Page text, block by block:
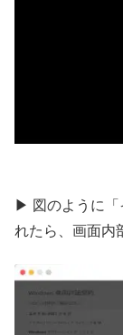
▶︎ 図のように「
れたら、画面内